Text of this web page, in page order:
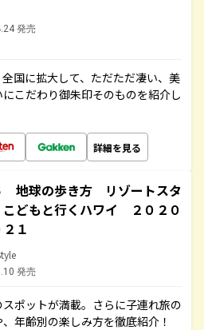
発売
国に拡大して、ただただ凄い、美
こだわり御朱印そのものを紹介し
詳細を見る
地球の歩き方 リゾートスタ
どもと行くハワイ ２０２０
１
発売
ポットが満載。さらに子連れ旅の
年齢別の楽しみ方を徹底紹介！